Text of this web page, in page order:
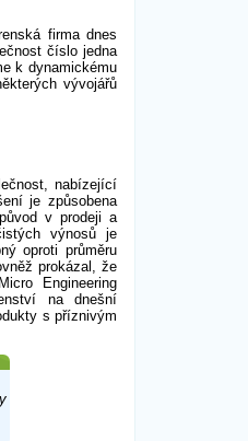
firma dnes
číslo jedna
k dynamickému
vývojářů
nabízející
je způsobena
v prodeji a
výnosů je
oproti průměru
prokázal, že
Engineering
na dnešní
s příznivým